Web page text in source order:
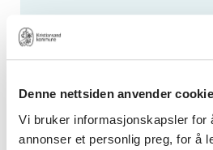
Denne nettsiden anvender
Vi bruker informasjonskapsler for
annonser et personlig preg, for å
Arrangør:
Teateret og
Rullestoltilpasset WC